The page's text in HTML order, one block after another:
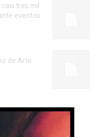
tres mil
eventos
de Arte